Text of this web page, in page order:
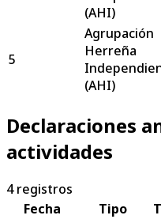
(AHI)
5
Agrupación
Herreña
(AHI)
Declaraciones
actividades
4 registros
Fecha
Tipo